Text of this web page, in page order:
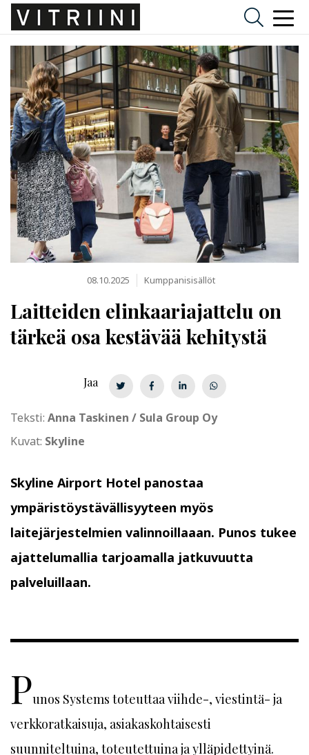
08.10.2025 Kumppanisisällöt
Laitteiden elin­kaa­ria­jat­te­lu on
tärkeä osa kestävää kehitystä
Teksti: Anna Taskinen / Sula Group Oy
Kuvat: Skyline
Skyline Airport Hotel panostaa
ympäristöystävällisyyteen myös
laitejärjestelmien valinnoillaaan. Punos tukee
ajattelumallia tarjoamalla jatkuvuutta
palveluillaan.
Jaa
Punos Systems toteuttaa viihde-, viestintä- ja
verkkoratkaisuja, asiakaskohtaisesti
suunniteltuina, toteutettuina ja ylläpidettyinä.